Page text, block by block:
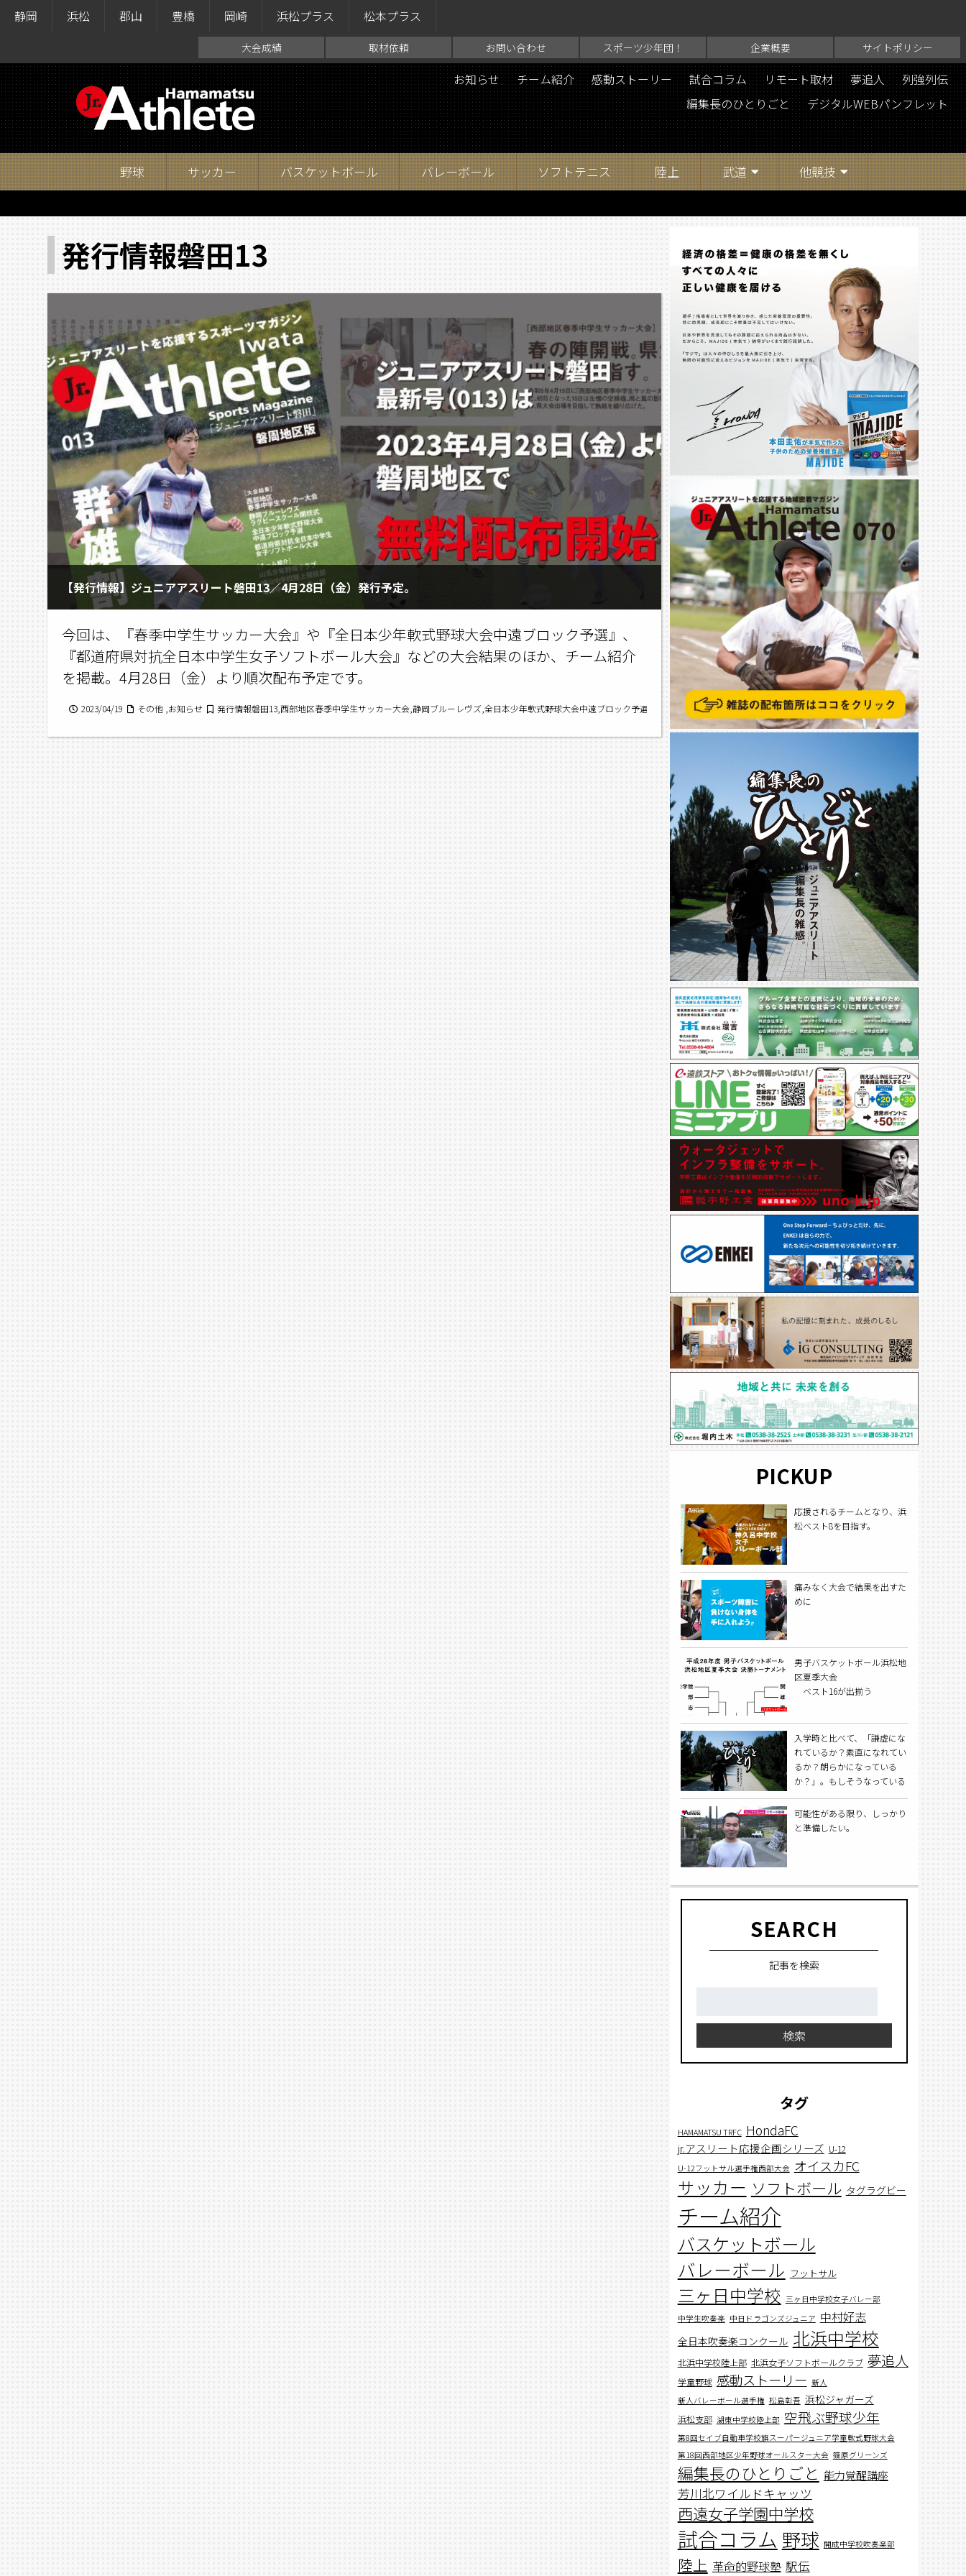
静岡 浜松 郡山 豊橋 岡崎 浜松プラス 松本プラス
大会成績 取材依頼 お問い合わせ スポーツ少年団！ 企業概要 サイトポリシー
お知らせ チーム紹介 感動ストーリー 試合コラム リモート取材 夢追人
列強列伝
編集長のひとりごと
デジタルWEBパンフレット
野球 サッカー バスケットボール バレーボール ソフトテニス 陸上 武道 他競技
発行情報磐田13
【発行情報】ジュニアアスリート磐田13／4月28日（金）発行予定。
今回は、『春季中学生サッカー大会』や『全日本少年軟式野球大会中遠ブロック予選』、
『都道府県対抗全日本中学生女子ソフトボール大会』などの大会結果のほか、チーム紹介
を掲載。4月28日（金）より順次配布予定です。
2023/04/19 その他 ,お知らせ 発行情報磐田13,西部地区春季中学生サッカー大会,静岡ブルーレヴズ,全日本少年軟式野球大会中遠ブロック予選,都道府県対抗全日本中学生女子ソフトボール大会,山名少年野球クラブ,城山中学
PICKUP
応援されるチームとなり、浜
松ベスト8を目指す。
痛みなく大会で結果を出すた
めに
男子バスケットボール浜松地
区夏季大会
ベスト16が出揃う
入学時と比べて、「謙虚にな
れているか？素直になれてい
るか？朗らかになっている
か？」。もしそうなっている
負には勝っている。
可能性がある限り、しっかり
と準備したい。
SEARCH
記事を検索
検索
タグ
HAMAMATSU TRFC HondaFC
jr.アスリート応援企画シリーズ U-12
U-12フットサル選手権西部大会 オイスカFC
サッカー ソフトボール タグラグビー
チーム紹介
バスケットボール
バレーボール フットサル
三ヶ日中学校 三ヶ日中学校女子バレー部
中学生吹奏楽 中日ドラゴンズジュニア 中村好志
全日本吹奏楽コンクール 北浜中学校
北浜中学校陸上部 北浜女子ソフトボールクラブ 夢追人
学童野球 感動ストーリー 新人
新人バレーボール選手権 松島彰吾 浜松ジャガーズ
浜松支部 湖東中学校陸上部 空飛ぶ野球少年
第8回セイブ自動車学校旗スーパージュニア学童軟式野球大会
第18回西部地区少年野球オールスター大会 篠原グリーンズ
編集長のひとりごと 能力覚醒講座
芳川北ワイルドキャッツ
西遠女子学園中学校
試合コラム 野球 開成中学校吹奏楽部
陸上 革命的野球塾 駅伝